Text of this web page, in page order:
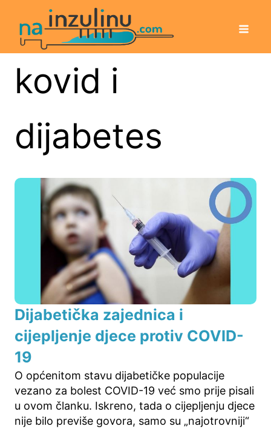
kovid i
dijabetes
Dijabetička zajednica i
cijepljenje djece protiv COVID-
19
O općenitom stavu dijabetičke populacije
vezano za bolest COVID-19 već smo prije pisali
u ovom članku. Iskreno, tada o cijepljenju djece
nije bilo previše govora, samo su „najotrovniji“